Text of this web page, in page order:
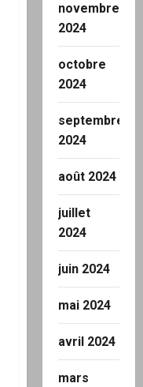
novembre
2024
octobre
2024
septembre
2024
août 2024
juillet
2024
juin 2024
mai 2024
avril 2024
mars